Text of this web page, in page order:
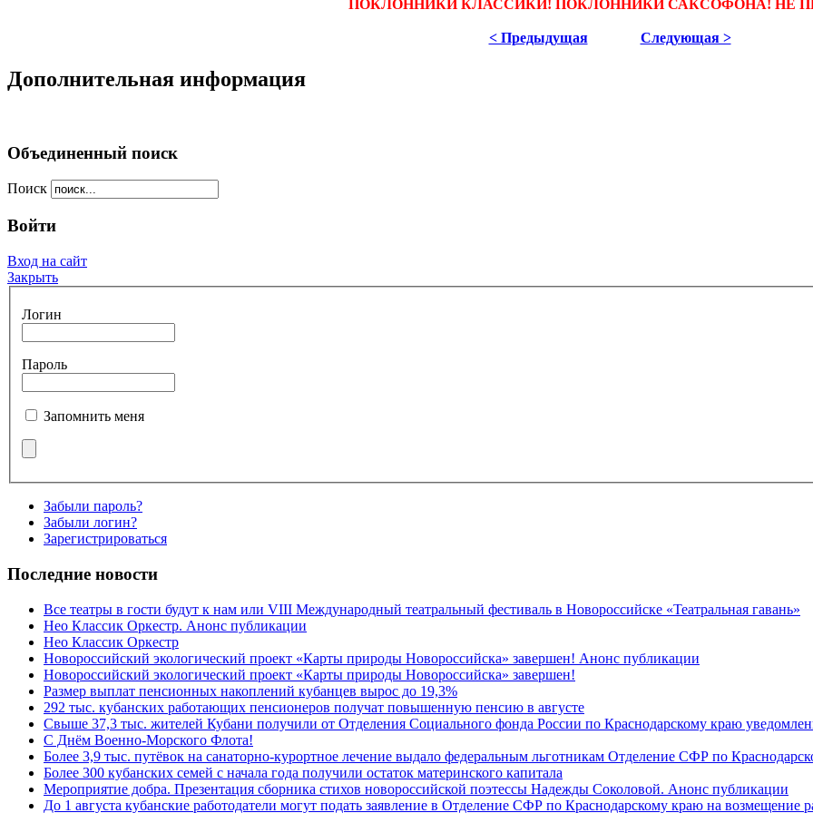
ПОКЛОННИКИ КЛАССИКИ! ПОКЛОННИКИ САКСОФОНА! НЕ
< Предыдущая Следующая >
Дополнительная информация
Объединенный поиск
Поиск
Войти
Вход на сайт
Закрыть
Логин
Пароль
Запомнить меня
Забыли пароль?
Забыли логин?
Зарегистрироваться
Последние новости
Все театры в гости будут к нам или VIII Международный театральный фестиваль в Новороссийске «Театральная гавань»
Нео Классик Оркестр. Анонс публикации
Нео Классик Оркестр
Новороссийский экологический проект «Карты природы Новороссийска» завершен! Анонс публикации
Новороссийский экологический проект «Карты природы Новороссийска» завершен!
Размер выплат пенсионных накоплений кубанцев вырос до 19,3%
292 тыс. кубанских работающих пенсионеров получат повышенную пенсию в августе
Свыше 37,3 тыс. жителей Кубани получили от Отделения Социального фонда России по Краснодарскому краю
C Днём Военно-Морского Флота!
Более 3,9 тыс. путёвок на санаторно-курортное лечение выдало федеральным льготникам Отделение СФР по
Более 300 кубанских семей с начала года получили остаток материнского капитала
Мероприятие добра. Презентация сборника стихов новороссийской поэтессы Надежды Соколовой. Анонс публикации
До 1 августа кубанские работодатели могут подать заявление в Отделение СФР по Краснодарскому краю на возмещение